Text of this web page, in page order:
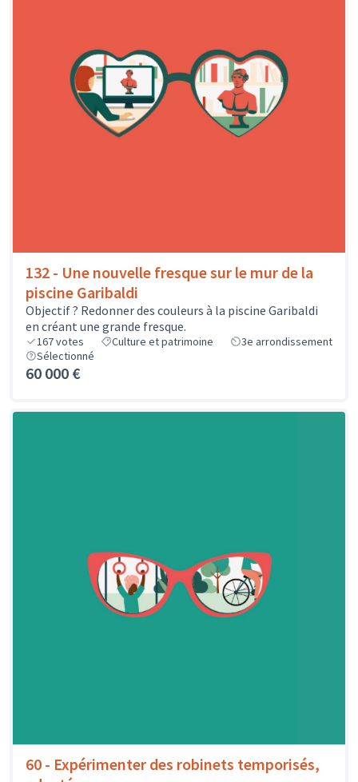
132 - Une nouvelle fresque sur le mur de la
piscine Garibaldi
Objectif ? Redonner des couleurs à la piscine Garibaldi
en créant une grande fresque.
167votes Culture et patrimoine
3e arrondissement
Sélectionné
60 000 €
60 - Expérimenter des robinets temporisés,